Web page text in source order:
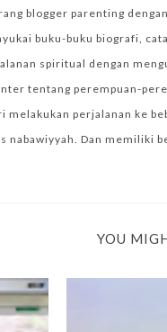
blogger parenting
buku-buku biografi,
spiritual dengan
tentang perempuan-
melakukan perjalanan ke
nabawiyyah. Dan memiliki
YOU